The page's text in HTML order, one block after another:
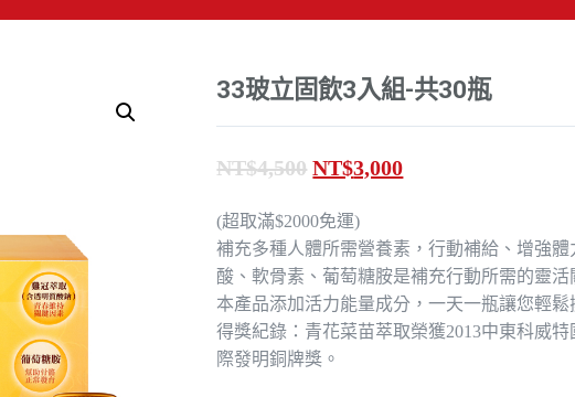
33玻立固飲3入組-共30瓶
NT$4,500 原
價
格：
NT$4,500。
NT$3,000目
價
格：
NT$3,000。
(超取滿$2000免運)
補充多種人體所需營養素，行動補給、增強
酸、軟骨素、葡萄糖胺是補充行動所需的靈
本產品添加活力能量成分，一天一瓶讓您輕鬆
得獎紀錄：青花菜苗萃取榮獲2013中東科威
際發明銅牌獎。